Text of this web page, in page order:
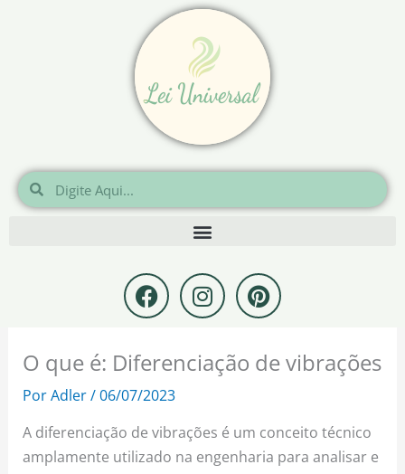
Pesquisar
Pesquisar
F
a
c
e
b
o
k
I
n
s
t
a
a
m
P
i
n
t
e
s
t
O que é: Diferenciação de vibrações
PorAdler/06/07/2023
A diferenciação de vibrações é um conceito técnico
amplamente utilizado na engenharia para analisar e